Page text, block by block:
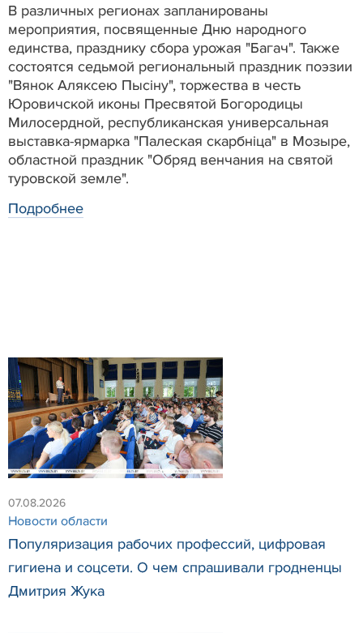
В различных регионах запланированы
мероприятия, посвященные Дню народного
единства, празднику сбора урожая "Багач". Также
состоятся седьмой региональный праздник поэзии
"Вянок Аляксею Пысіну", торжества в честь
Юровичской иконы Пресвятой Богородицы
Милосердной, республиканская универсальная
выставка-ярмарка "Палеская скарбніца" в Мозыре,
областной праздник "Обряд венчания на святой
туровской земле".
Подробнее
07.08.2026
Новости области
Популяризация рабочих профессий, цифровая
гигиена и соцсети. О чем спрашивали гродненцы
Дмитрия Жука